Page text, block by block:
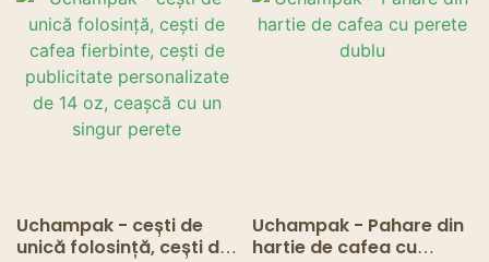
Uchampak - cești de
unică folosință, cești de
Uchampak - Pahare din
hartie de cafea cu